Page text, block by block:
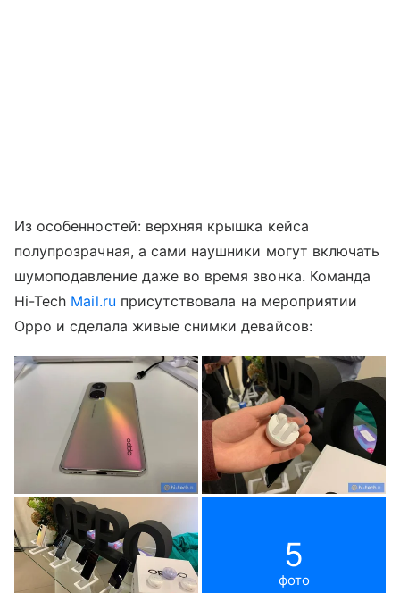
Из особенностей: верхняя крышка кейса
полупрозрачная, а сами наушники могут включать
шумоподавление даже во время звонка. Команда
Hi-Tech Mail.ru присутствовала на мероприятии
Oppo и сделала живые снимки девайсов:
5
фото